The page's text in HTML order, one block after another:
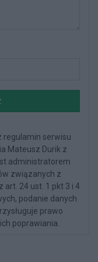
regulamin serwisu
Mateusz Durik z
administratorem
związanych z
art. 24 ust. 1 pkt 3 i 4
podanie danych
prawo
poprawiania.